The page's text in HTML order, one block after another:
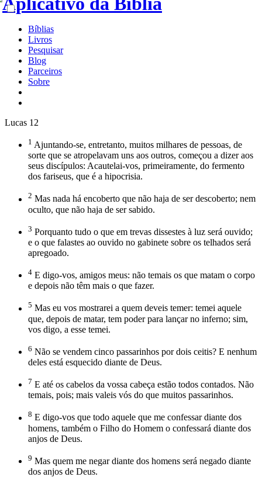
Bíblias
Livros
Pesquisar
Blog
Parceiros
Sobre
Lucas 12
1 Ajuntando-se, entretanto, muitos milhares de pessoas, de
sorte que se atropelavam uns aos outros, começou a dizer aos
seus discípulos: Acautelai-vos, primeiramente, do fermento
dos fariseus, que é a hipocrisia.
2 Mas nada há encoberto que não haja de ser descoberto; nem
oculto, que não haja de ser sabido.
3 Porquanto tudo o que em trevas dissestes à luz será ouvido;
e o que falastes ao ouvido no gabinete sobre os telhados será
apregoado.
4 E digo-vos, amigos meus: não temais os que matam o corpo
e depois não têm mais o que fazer.
5 Mas eu vos mostrarei a quem deveis temer: temei aquele
que, depois de matar, tem poder para lançar no inferno; sim,
vos digo, a esse temei.
6 Não se vendem cinco passarinhos por dois ceitis? E nenhum
deles está esquecido diante de Deus.
7 E até os cabelos da vossa cabeça estão todos contados. Não
temais, pois; mais valeis vós do que muitos passarinhos.
8 E digo-vos que todo aquele que me confessar diante dos
homens, também o Filho do Homem o confessará diante dos
anjos de Deus.
9 Mas quem me negar diante dos homens será negado diante
dos anjos de Deus.